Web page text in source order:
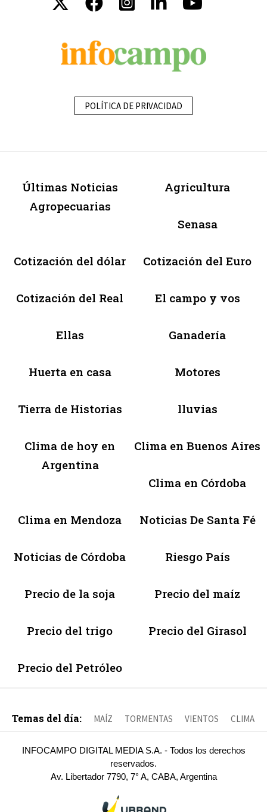
POLÍTICA DE PRIVACIDAD
Últimas Noticias
Agropecuarias
Agricultura
Senasa
Cotización del dólar Cotización del Euro
Cotización del Real El campo y vos
Ellas Ganadería
Huerta en casa Motores
Tierra de Historias lluvias
Clima de hoy en
Argentina
Clima en Buenos Aires
Clima en Córdoba
Clima en Mendoza Noticias De Santa Fé
Noticias de Córdoba Riesgo País
Precio de la soja Precio del maíz
Precio del trigo Precio del Girasol
Precio del Petróleo
Temas del día: MAÍZ TORMENTAS VIENTOS CLIMA
INFOCAMPO DIGITAL MEDIA S.A. - Todos los derechos
reservados.
Av. Libertador 7790, 7° A, CABA, Argentina